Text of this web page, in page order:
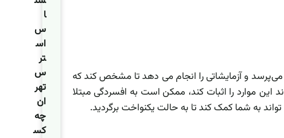
می‌پرسد و آزمایشاتی را انجام می دهد تا مشخص کند که
این موارد را اثبات کند، ممکن است به افسردگی مبتلا
به شما کمک کند تا به حالت یکنواخت برگردید.
ا
س
اس
تر
س
تهر
ان
چه
کس